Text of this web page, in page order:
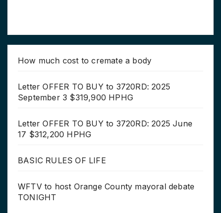
How much cost to cremate a body
Letter OFFER TO BUY to 3720RD: 2025
September 3 $319,900 HPHG
Letter OFFER TO BUY to 3720RD: 2025 June
17 $312,200 HPHG
BASIC RULES OF LIFE
WFTV to host Orange County mayoral debate
TONIGHT